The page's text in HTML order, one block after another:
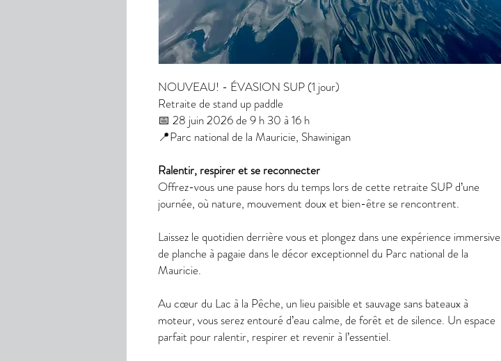
NOUVEAU! - ÉVASION SUP (1 jour)
Retraite de stand up paddle
📅 28 juin 2026 de 9 h 30 à 16 h
📍Parc national de la Mauricie, Shawinigan
Ralentir, respirer et se reconnecter
Offrez-vous une pause hors du temps lors de cette retraite SUP d’une
journée, où nature, mouvement doux et bien-être se rencontrent.
Laissez le quotidien derrière vous et plongez dans une expérience immersive
de planche à pagaie dans le décor exceptionnel du Parc national de la
Mauricie.
Au cœur du Lac à la Pêche, un lieu paisible et sauvage sans bateaux à
moteur, vous serez entouré d’eau calme, de forêt et de silence. Un espace
parfait pour ralentir, respirer et revenir à l’essentiel.